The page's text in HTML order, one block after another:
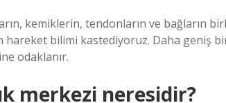
kemiklerin, tendonların ve bağların
hareket bilimi kastediyoruz. Daha geniş
odaklanır.
merkezi neresidir?